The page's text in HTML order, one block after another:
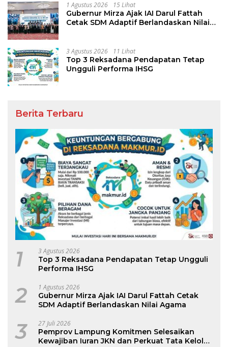
1 Agustus 2026 15 Lihat
Gubernur Mirza Ajak IAI Darul Fattah
Cetak SDM Adaptif Berlandaskan Nilai
3 Agustus 2026 11 Lihat
Top 3 Reksadana Pendapatan Tetap
Ungguli Performa IHSG
Berita Terbaru
1 3 Agustus 2026
Top 3 Reksadana Pendapatan Tetap Ungguli
Performa IHSG
2 1 Agustus 2026
Gubernur Mirza Ajak IAI Darul Fattah Cetak
SDM Adaptif Berlandaskan Nilai Agama
3 27 Juli 2026
Pemprov Lampung Komitmen Selesaikan
Kewajiban Iuran JKN dan Perkuat Tata Kelola